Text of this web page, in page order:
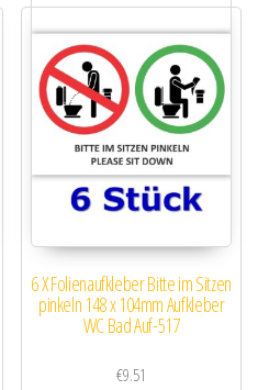
6 X Folienaufkleber Bitte im Sitzen
pinkeln 148 x 104mm Aufkleber
WC Bad Auf-517
€9.51